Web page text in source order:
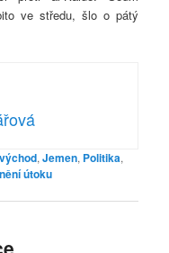
ve středu, šlo o pátý
,Jemen, Politika,
útoku